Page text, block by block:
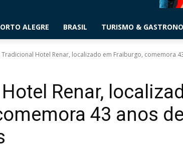
ALEGRE BRASIL TURISMO &
Tradicional Hotel Renar, localizado em Fraiburgo, comemora
Renar,
43 anos